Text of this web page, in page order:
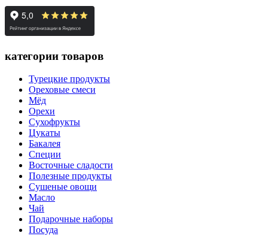
категории товаров
Турецкие продукты
Ореховые смеси
Мёд
Орехи
Сухофрукты
Цукаты
Бакалея
Специи
Восточные сладости
Полезные продукты
Сушеные овощи
Масло
Чай
Подарочные наборы
Посуда